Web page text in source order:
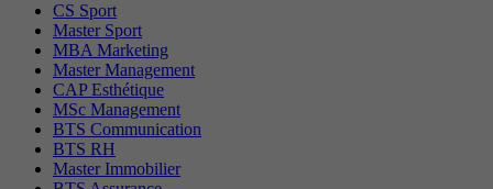
CS Sport
Master Sport
MBA Marketing
Master Management
CAP Esthétique
MSc Management
BTS Communication
BTS RH
Master Immobilier